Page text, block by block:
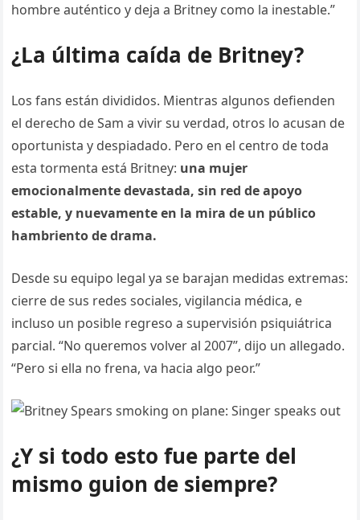
hombre auténtico y deja a Britney como la inestable.”
¿La última caída de Britney?
Los fans están divididos. Mientras algunos defienden
el derecho de Sam a vivir su verdad, otros lo acusan de
oportunista y despiadado. Pero en el centro de toda
esta tormenta está Britney: una mujer
emocionalmente devastada, sin red de apoyo
estable, y nuevamente en la mira de un público
hambriento de drama.
Desde su equipo legal ya se barajan medidas extremas:
cierre de sus redes sociales, vigilancia médica, e
incluso un posible regreso a supervisión psiquiátrica
parcial. “No queremos volver al 2007”, dijo un allegado.
“Pero si ella no frena, va hacia algo peor.”
¿Y si todo esto fue parte del
mismo guion de siempre?